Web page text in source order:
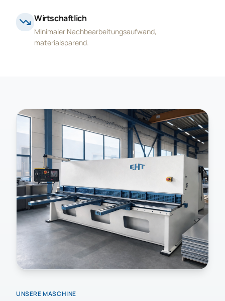
Wirtschaftlich
Minimaler Nachbearbeitungsaufwand,
materialsparend.
UNSERE MASCHINE